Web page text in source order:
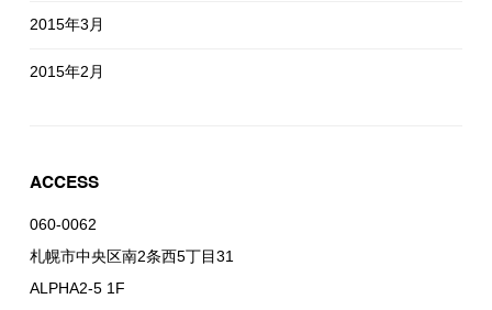
2015年3月
2015年2月
ACCESS
060-0062
札幌市中央区南2条西5丁目31
ALPHA2-5 1F